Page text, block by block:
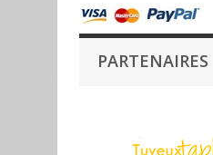
PARTENAIRES